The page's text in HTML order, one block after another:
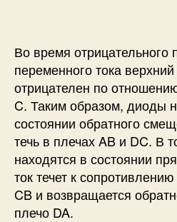
Во время отрицательного
переменного тока
отрицателен по
C. Таким образом, диоды
состоянии обратного
течь в плечах AB и DC. В
находятся в состоянии
ток течет к
CB и возвращается
плечо DA.